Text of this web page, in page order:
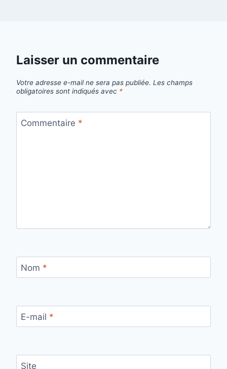
Laisser un commentaire
Votre adresse e-mail ne sera pas publiée. Les champs
obligatoires sont indiqués avec *
Commentaire *
Nom *
E-mail *
Site